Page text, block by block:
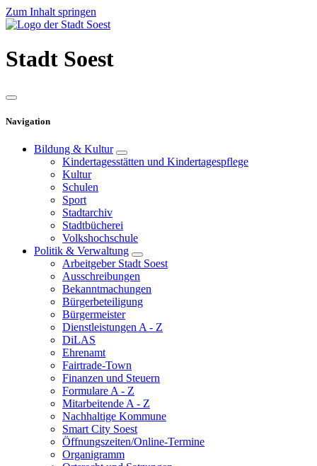
Zum Inhalt springen
Stadt Soest
Navigation
Bildung & Kultur
Kindertagesstätten und Kindertagespflege
Kultur
Schulen
Sport
Stadtarchiv
Stadtbücherei
Volkshochschule
Politik & Verwaltung
Arbeitgeber Stadt Soest
Ausschreibungen
Bekanntmachungen
Bürgerbeteiligung
Bürgermeister
Dienstleistungen A - Z
DiLAS
Ehrenamt
Fairtrade-Town
Finanzen und Steuern
Formulare A - Z
Mitarbeitende A - Z
Nachhaltige Kommune
Smart City Soest
Öffnungszeiten/Online-Termine
Organigramm